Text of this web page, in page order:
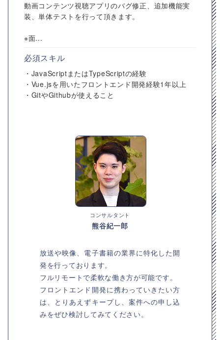
動画コンテンツ視聴アプリのバグ修正、追加機能実
装、単体テストを行って頂きます。
※面...
必須スキル
・JavaScriptまたはTypeScriptの経験
・Vue.jsを用いたフロントエンド開発経験1年以上
・GitやGithubが使えること
コンサルタント
熊谷紀一郎
放送や映像、電子書籍の業界に特化した開
発を行っております。
フルリモートで柔軟な働き方が可能です。
フロントエンド開発に携わっていきたい方
は、とりあえずキープし、案件への申し込
みをぜひ検討してみてください。